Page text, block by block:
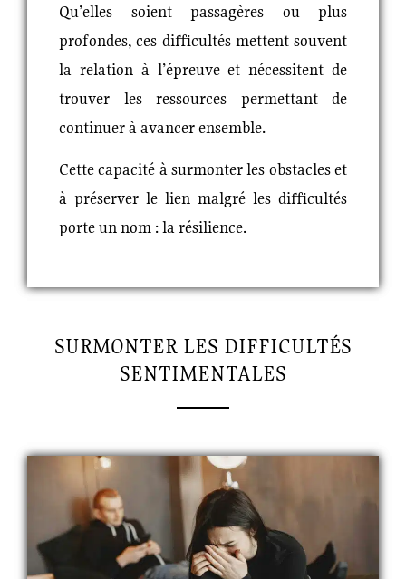
Qu’elles soient passagères ou plus
profondes, ces difficultés mettent souvent
la relation à l’épreuve et nécessitent de
trouver les ressources permettant de
continuer à avancer ensemble.
Cette capacité à surmonter les obstacles et
à préserver le lien malgré les difficultés
porte un nom : la résilience.
SURMONTER LES DIFFICULTÉS
SENTIMENTALES